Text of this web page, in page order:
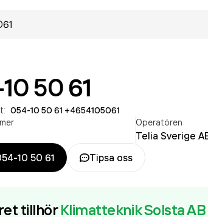
50 61
054-10 50 61 +4654105061
Operatören
Telia Sverige
10 50 61 Tipsa oss
tillhör Klimatteknik Solsta AB